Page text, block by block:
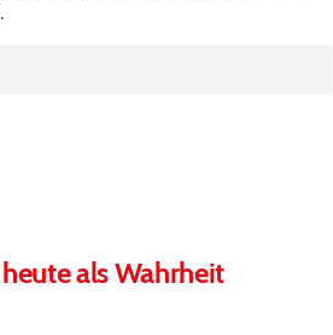
als Wahrheit